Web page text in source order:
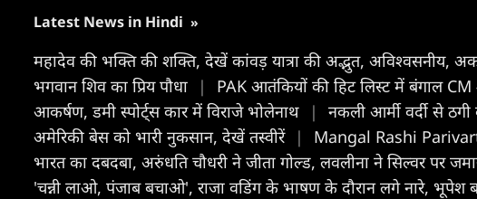
Latest News in Hindi »
महादेव की भक्ति की शक्ति, देखें कांवड़ यात्रा की अद्भुत, अविश्वसनीय,
भगवान शिव का प्रिय पौधा
| PAK आतंकियों की हिट लिस्ट में बंगाल
आकर्षण, डमी स्पोर्ट्स कार में विराजे भोलेनाथ
| नकली आर्मी वर्दी से
अमेरिकी बेस को भारी नुकसान, देखें तस्वीरें | Mangal Rashi
भारत का दबदबा, अरुंधति चौधरी ने जीता गोल्ड, लवलीना ने सिल्वर पर
'चन्नी लाओ, पंजाब बचाओ', राजा वडिंग के भाषण के दौरान लगे नारे, भूपेश